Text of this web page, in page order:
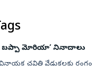
బప్పా మోరియా’ నినాదాలు
చవితి వేడుకలకు రంగం